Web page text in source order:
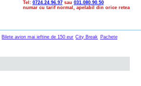
Tel: 0724.24.96.97sau 031.080.90.50
numar cu tarif normal, apelabil din orice retea
Bilete avion mai ieftine de 150 eur City Break Pachete